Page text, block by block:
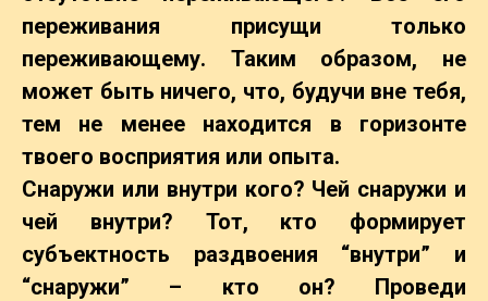
переживания присущи только
переживающему. Таким образом, не
может быть ничего, что, будучи вне тебя,
тем не менее находится в горизонте
твоего восприятия или опыта.
Снаружи или внутри кого? Чей снаружи и
чей внутри? Тот, кто формирует
субъектность раздвоения “внутри” и
“снаружи” – кто он? Проведи